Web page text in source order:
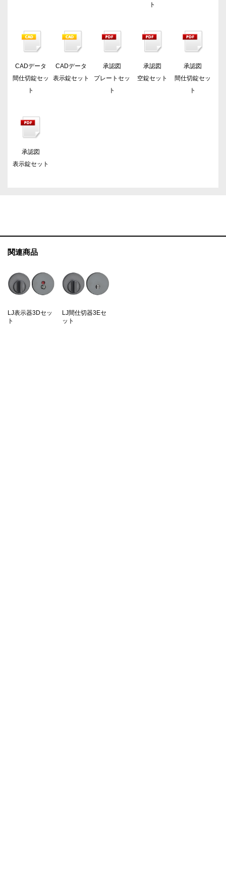
ト
CADデータ
間仕切錠セッ
ト
CADデータ
表示錠セット
承認図
プレートセッ
ト
承認図
空錠セット
承認図
間仕切錠セッ
ト
承認図
表示錠セット
関連商品
LJ表示器3Dセッ
ト
LJ間仕切器3Eセ
ット